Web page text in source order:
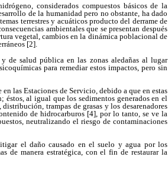
considerados compuestos básicos de la
de la humanidad pero no obstante, ha dado
terrestres y acuáticos producto del derrame de
ambientales que se presentan después
vegetal, cambios en la dinámica poblacional de
[2].
de salud pública en las zonas aledañas al lugar
para remediar estos impactos, pero sin
las Estaciones de Servicio, debido a que en estas
éstos, al igual que los sedimentos generados en el
trampas de grasas y los desarenadores
de hidrocarburos [4], por lo tanto, se ve la
neutralizando el riesgo de contaminaciones
el daño causado en el suelo y agua por los
de manera estratégica, con el fin de restaurar la